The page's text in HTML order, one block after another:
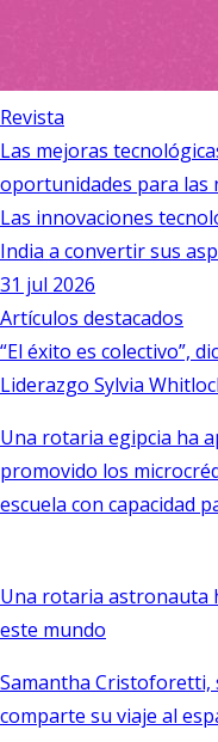
Revista
Las mejoras
oportunidades para las
Las innovaciones
India a convertir sus
31 jul 2026
Artículos destacados
“El éxito es colectivo”,
Liderazgo Sylvia
Una rotaria egipcia ha
promovido los
escuela con capacidad
Una rotaria astronauta
este mundo
Samantha Cristoforetti,
comparte su viaje al